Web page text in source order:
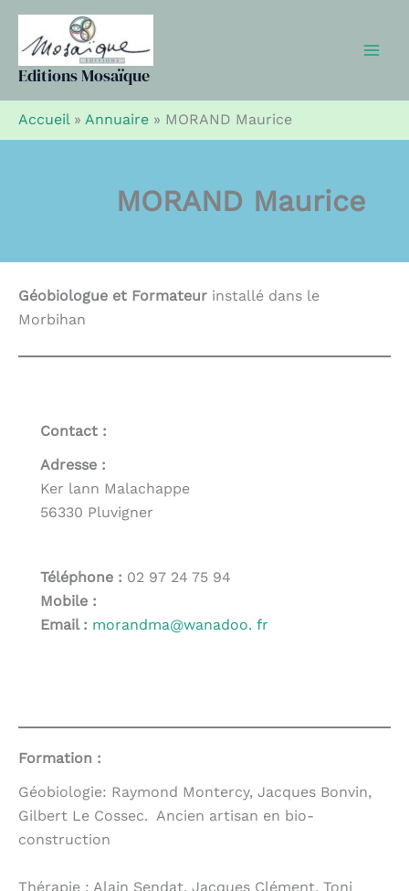
Aller
contenu
Editions Mosaïque
Accueil» Annuaire » MORAND Maurice
MORAND Maurice
Géobiologue et Formateur installé dans le
Morbihan
Contact :
Adresse :
Ker lann Malachappe
56330 Pluvigner
Téléphone : 02 97 24 75 94
Mobile :
Email : morandma@wanadoo. fr
Formation :
Géobiologie: Raymond Montercy, Jacques Bonvin,
Gilbert Le Cossec. Ancien artisan en bio-
construction
Thérapie : Alain Sendat, Jacques Clément, Toni